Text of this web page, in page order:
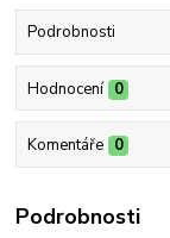
Podrobnosti
Hodnocení 0
Komentáře 0
Podrobnosti